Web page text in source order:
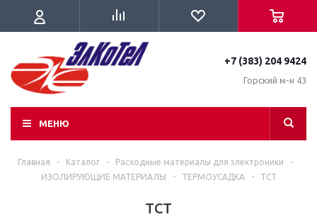
+7 (383) 204 9424
Горский м-н 43
МЕНЮ
Главная - Каталог - Расходные материалы для электроники
-
ИЗОЛИРУЮЩИЕ МАТЕРИАЛЫ
- ТЕРМОУСАДКА - TCT
TCT